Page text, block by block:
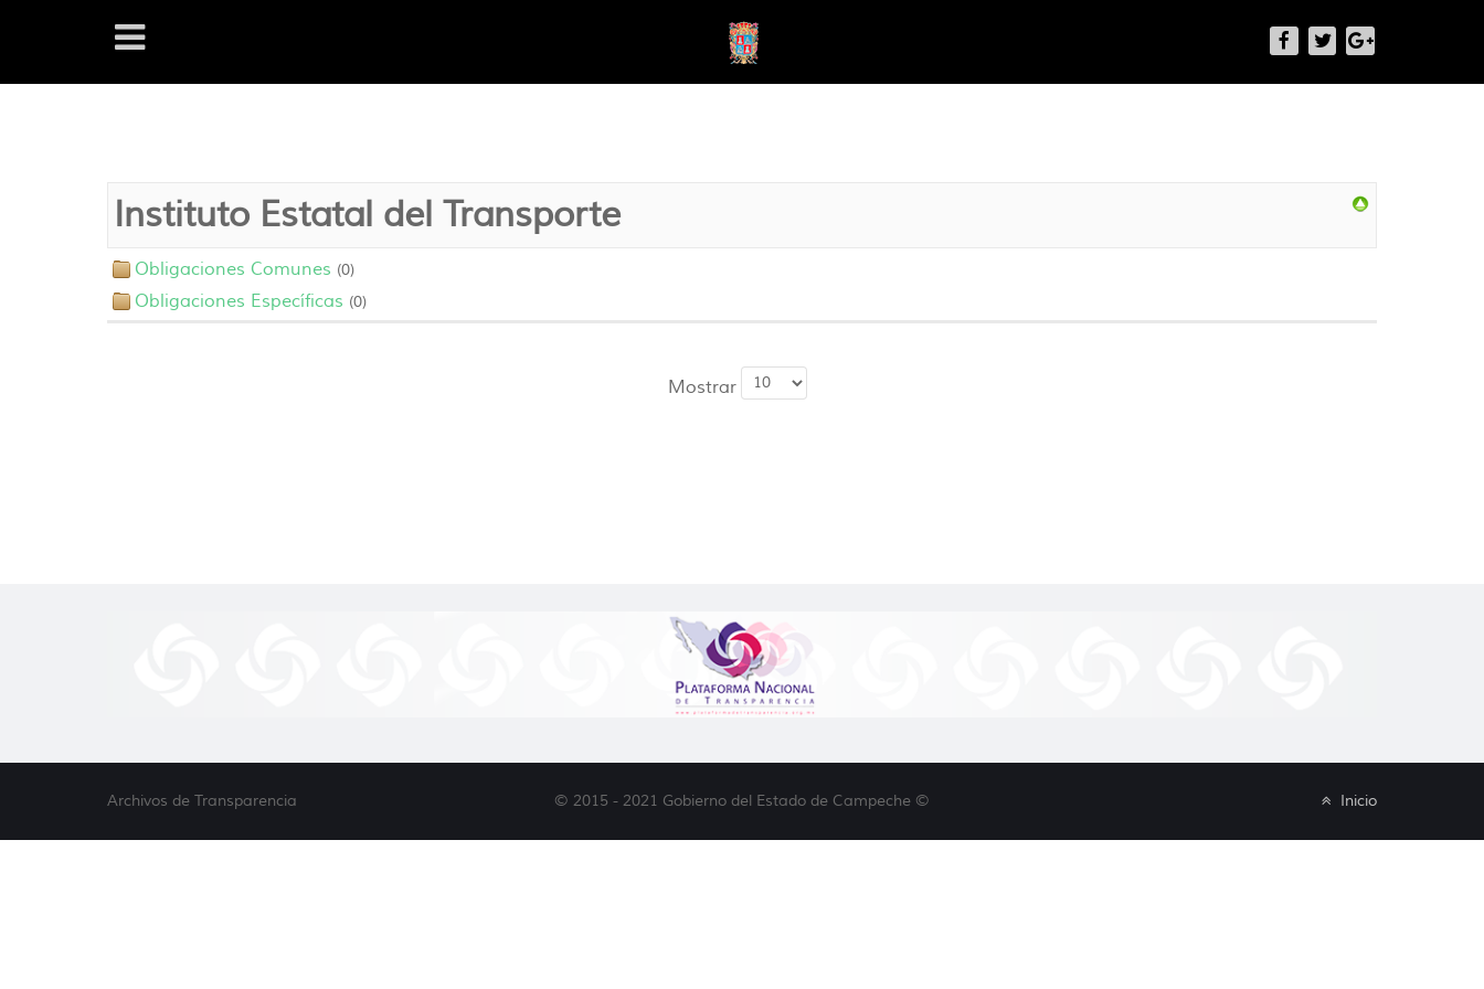
Instituto Estatal del Transporte
Obligaciones Comunes (0)
Obligaciones Específicas (0)
Mostrar
Archivos de Transparencia © 2015 - 2021 Gobierno del Estado de Campeche © Inicio